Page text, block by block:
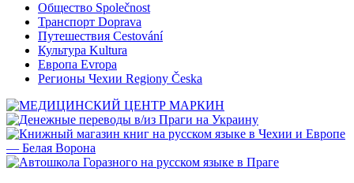
Общество Společnost
Транспорт Doprava
Путешествия Cestování
Культура Kultura
Европа Evropa
Регионы Чехии Regiony Česka